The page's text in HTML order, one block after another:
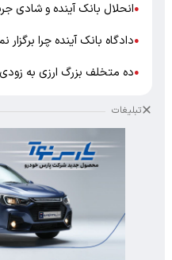
●انحلال بانک آینده و شادی
●دادگاه بانک آینده چرا
●ده متخلف بزرگ ارزی به
تبلیغات